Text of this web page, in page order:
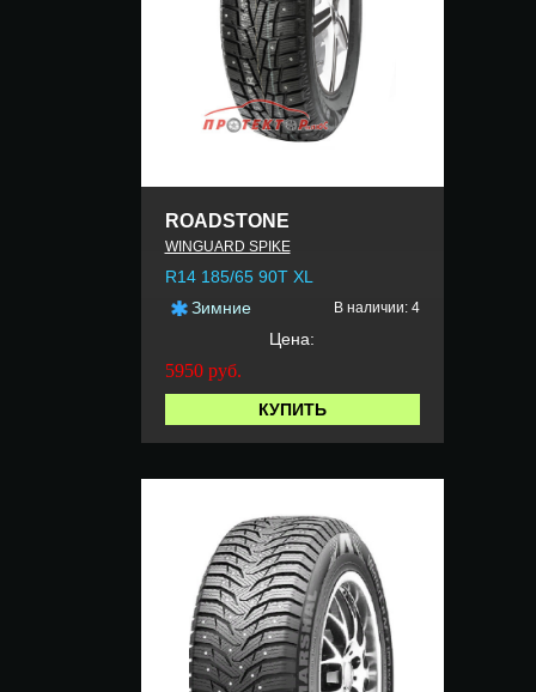
ROADSTONE
WINGUARD SPIKE
R14 185/65 90T XL
Зимние
В наличии: 4
Цена:
5950 руб.
КУПИТЬ